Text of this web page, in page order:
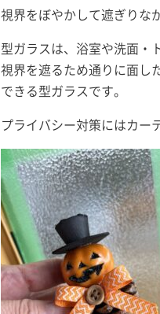
視界をぼやかして遮ぎりな
型ガラスは、浴室や洗面・
視界を遮るため通りに面し
できる型ガラスです。
プライバシー対策にはカー